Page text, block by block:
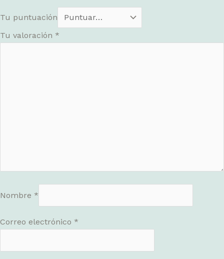
Tu puntuación
Tu valoración *
Nombre *
Correo electrónico *